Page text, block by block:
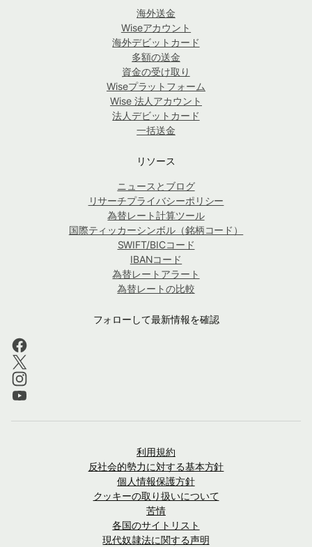
海外送金
Wiseアカウント
海外デビットカード
多額の送金
資金の受け取り
Wiseプラットフォーム
Wise 法人アカウント
法人デビットカード
一括送金
リソース
ニュースとブログ
リサーチプライバシーポリシー
為替レート計算ツール
国際ティッカーシンボル（銘柄コード）
SWIFT/BICコード
IBANコード
為替レートアラート
為替レートの比較
フォローして最新情報を確認
利用規約
反社会的勢力に対する基本方針
個人情報保護方針
クッキーの取り扱いについて
苦情
各国のサイトリスト
現代奴隷法に関する声明